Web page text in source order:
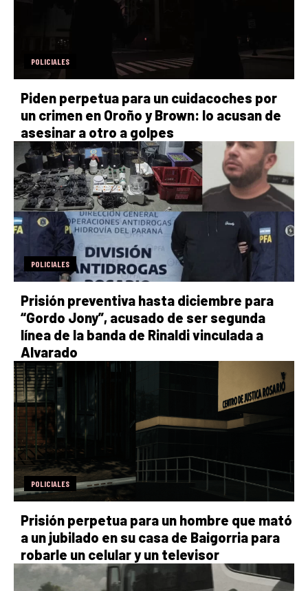
POLICIALES
Piden perpetua para un cuidacoches por
un crimen en Oroño y Brown: lo acusan de
asesinar a otro a golpes
POLICIALES
Prisión preventiva hasta diciembre para
“Gordo Jony”, acusado de ser segunda
línea de la banda de Rinaldi vinculada a
Alvarado
POLICIALES
Prisión perpetua para un hombre que mató
a un jubilado en su casa de Baigorria para
robarle un celular y un televisor